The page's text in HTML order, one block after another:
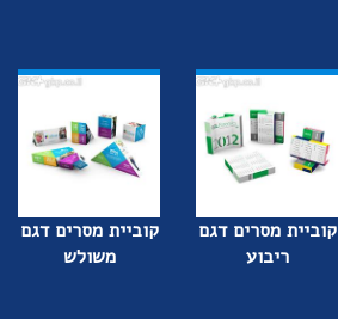
קוביית מסרים דגם
ריבוע
קוביית מסרים דגם
משולש